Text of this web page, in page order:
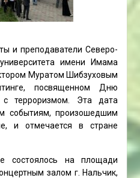
и преподаватели Северо-
имени Имама
Муратом Шибзуховым
посвященном Дню
терроризмом. Эта дата
событиям, произошедшим
и отмечается в стране
состоялось на площади
залом г. Нальчик,